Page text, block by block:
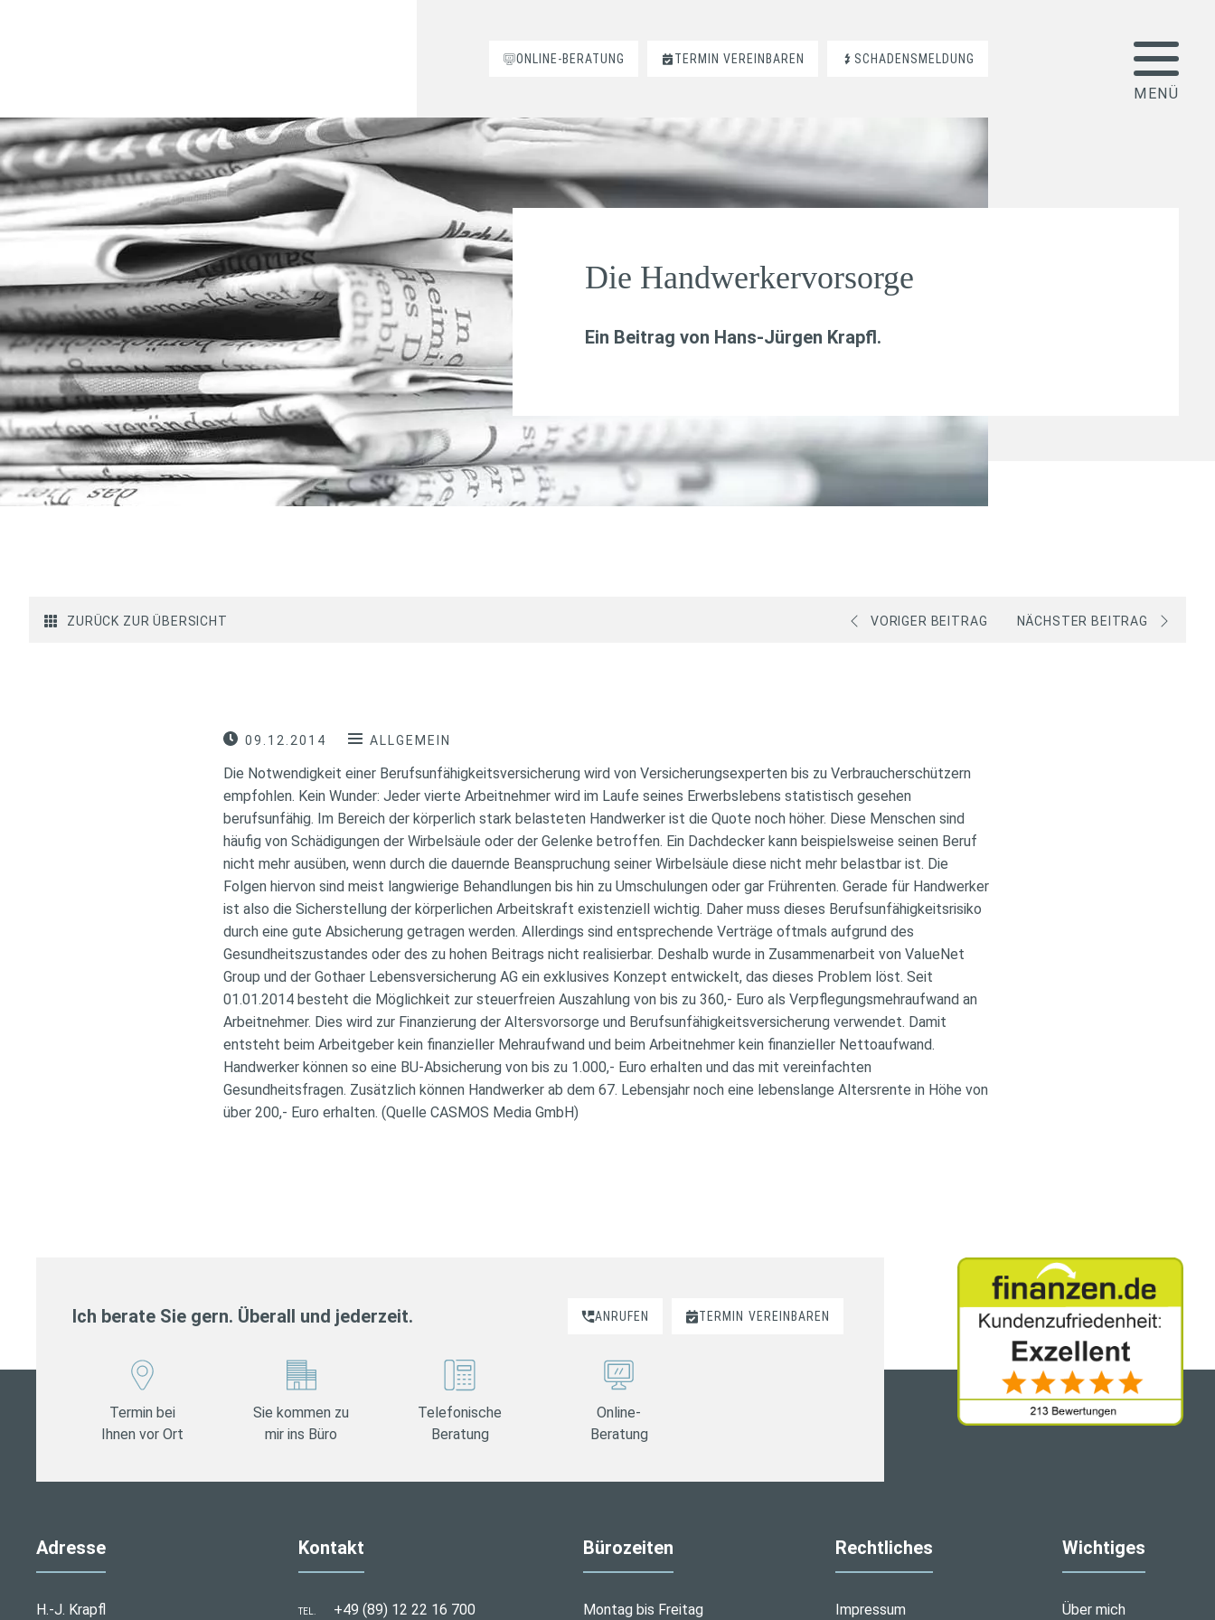
ONLINE-BERATUNG TERMIN VEREINBAREN SCHADENSMELDUNG
Die Handwerkervorsorge
Ein Beitrag von Hans-Jürgen Krapfl.
ZURÜCK ZUR ÜBERSICHT VORIGER BEITRAG NÄCHSTER BEITRAG
09.12.2014 ALLGEMEIN
Die Notwendigkeit einer Berufsunfähigkeitsversicherung wird von Versicherungsexperten bis zu Verbraucherschützern
empfohlen. Kein Wunder: Jeder vierte Arbeitnehmer wird im Laufe seines Erwerbslebens statistisch gesehen
berufsunfähig. Im Bereich der körperlich stark belasteten Handwerker ist die Quote noch höher. Diese Menschen sind
häufig von Schädigungen der Wirbelsäule oder der Gelenke betroffen. Ein Dachdecker kann beispielsweise seinen Beruf
nicht mehr ausüben, wenn durch die dauernde Beanspruchung seiner Wirbelsäule diese nicht mehr belastbar ist. Die
Folgen hiervon sind meist langwierige Behandlungen bis hin zu Umschulungen oder gar Frührenten. Gerade für Handwerker
ist also die Sicherstellung der körperlichen Arbeitskraft existenziell wichtig. Daher muss dieses Berufsunfähigkeitsrisiko
durch eine gute Absicherung getragen werden. Allerdings sind entsprechende Verträge oftmals aufgrund des
Gesundheitszustandes oder des zu hohen Beitrags nicht realisierbar. Deshalb wurde in Zusammenarbeit von ValueNet
Group und der Gothaer Lebensversicherung AG ein exklusives Konzept entwickelt, das dieses Problem löst. Seit
01.01.2014 besteht die Möglichkeit zur steuerfreien Auszahlung von bis zu 360,- Euro als Verpflegungsmehraufwand an
Arbeitnehmer. Dies wird zur Finanzierung der Altersvorsorge und Berufsunfähigkeitsversicherung verwendet. Damit
entsteht beim Arbeitgeber kein finanzieller Mehraufwand und beim Arbeitnehmer kein finanzieller Nettoaufwand.
Handwerker können so eine BU-Absicherung von bis zu 1.000,- Euro erhalten und das mit vereinfachten
Gesundheitsfragen. Zusätzlich können Handwerker ab dem 67. Lebensjahr noch eine lebenslange Altersrente in Höhe von
über 200,- Euro erhalten. (Quelle CASMOS Media GmbH)
Ich berate Sie gern. Überall und jederzeit. ANRUFEN TERMIN VEREINBAREN
Termin bei
Ihnen vor Ort
Sie kommen zu
mir ins Büro
Telefonische
Beratung
Online-
Beratung
Adresse
H.-J. Krapfl
Kontakt
TEL. +49 (89) 12 22 16 700
Bürozeiten
Montag bis Freitag
Rechtliches
Impressum
Wichtiges
Über mich